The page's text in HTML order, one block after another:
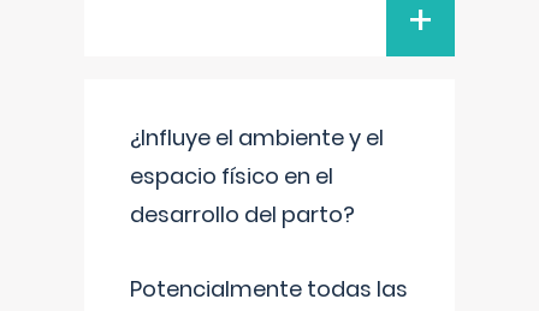
+
¿Influye el ambiente y el
espacio físico en el
desarrollo del parto?
Potencialmente todas las